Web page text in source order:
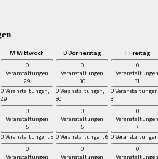
MMittwoch DDonnerstag FFreitag
0
Veranstaltungen
29
0 Veranstaltungen,
29
0
Veranstaltungen
30
0 Veranstaltungen,
30
0
Veranstaltungen
31
0
31
0
Veranstaltungen
5
0 Veranstaltungen, 5
0
Veranstaltungen
6
0 Veranstaltungen,6
0
Veranstaltungen
7
0
0
Veranstaltungen
0
Veranstaltungen
0
Veranstaltungen